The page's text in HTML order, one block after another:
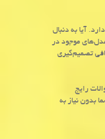
آیا به دنبال
مدل‌های موجود در
تصمیم‌گیری
رایج
بدون نیاز به